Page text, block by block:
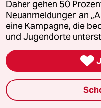
der „ Fast-
unterschiedlich
Anthroposoph
Kind mit Tris21
Daher gehen 50
Neuanmeldungen an
eine Kampagne, die
und Jugendorte
